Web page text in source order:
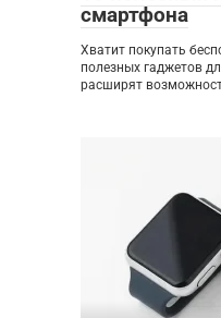
смартфона
Хватит покупать
полезных гаджетов
расширят